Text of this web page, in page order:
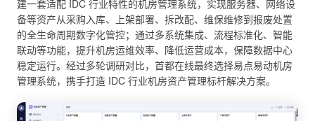
建一套适配 IDC 行业特性的机房管理系统，实现服务器、网络设
备等资产从采购入库、上架部署、拆改配、维保维修到报废处置
的全生命周期数字化管控；通过多系统集成、流程标准化、智能
联动等功能，提升机房运维效率、降低运营成本，保障数据中心
稳定运行。经过多轮调研对比，首都在线最终选择易点易动机房
管理系统，携手打造 IDC 行业机房资产管理标杆解决方案。